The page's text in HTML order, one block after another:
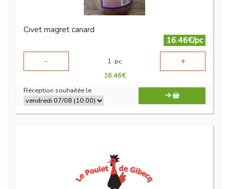
Civet magret canard
16.46€/pc
-
1 pc +
16.46€
Réception souhaitée le